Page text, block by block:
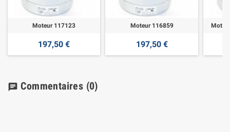
Moteur 117123
197,50 €
Moteur 116859
197,50 €
chat Commentaires (0)